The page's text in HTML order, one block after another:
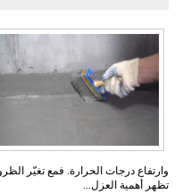
وارتفاع درجات الحرارة. فمع تغيّر
تظهر أهمية العزل...